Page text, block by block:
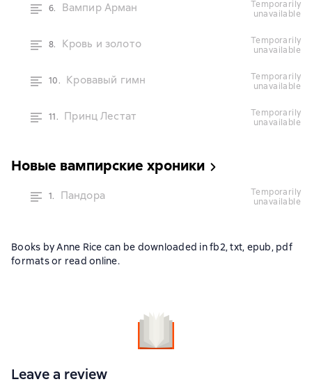
6. Вампир Арман
temporarily
unavailable
8. Кровь и золото
temporarily
unavailable
10. Кровавый гимн
temporarily
unavailable
11. Принц Лестат
temporarily
unavailable
Новые вампирские хроники
1. Пандора
temporarily
unavailable
Books by Anne Rice can be downloaded in fb2, txt, epub, pdf
formats or read online.
Leave a review